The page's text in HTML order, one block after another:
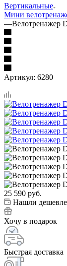
Вертикальные
Мини
—Велотренажер
Артикул: 6280
25 590 руб.
Нашли
Хочу в подарок
Быстрая доставка